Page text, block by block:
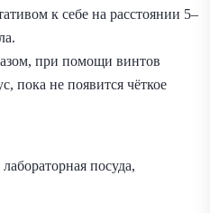
к себе на расстоянии 5–
при помощи винтов
пока не появится чёткое
посуда,